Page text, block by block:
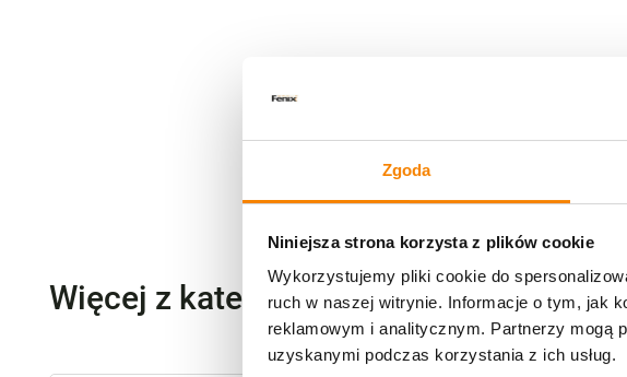
Zgoda
Niniejsza strona korzysta z plików cookie
Wykorzystujemy pliki cookie do
ruch w naszej witrynie. Informacje o tym, jak
reklamowym i analitycznym. Partnerzy mogą
uzyskanymi podczas korzystania z ich usług.
Więcej z kategorii Dekoracje, ozdoby